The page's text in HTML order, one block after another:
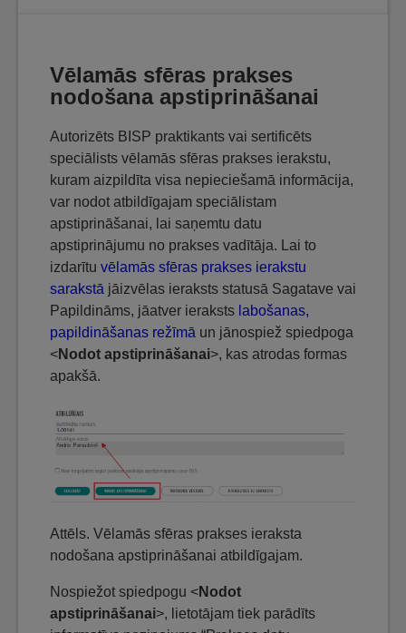
Vēlamās sfēras prakses
nodošana apstiprināšanai
Autorizēts BISP praktikants vai sertificēts
speciālists vēlamās sfēras prakses ierakstu,
kuram aizpildīta visa nepieciešamā informācija,
var nodot atbildīgajam speciālistam
apstiprināšanai, lai saņemtu datu
apstiprinājumu no prakses vadītāja. Lai to
izdarītu vēlamās sfēras prakses ierakstu
sarakstā jāizvēlas ieraksts statusā Sagatave vai
Papildināms, jāatver ieraksts labošanas,
papildināšanas režīmā un jānospiež spiedpoga
<Nodot apstiprināšanai>, kas atrodas formas
apakšā.
Attēls. Vēlamās sfēras prakses ieraksta
nodošana apstiprināšanai atbildīgajam.
Nospiežot spiedpogu <Nodot
apstiprināšanai>, lietotājam tiek parādīts